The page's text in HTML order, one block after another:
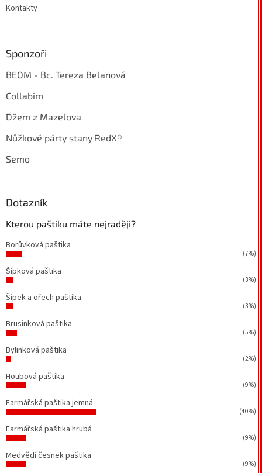
Kontakty
Sponzoři
BEOM - Bc. Tereza Belanová
Collabim
Džem z Mazelova
Nůžkové párty stany RedX®
Semo
Dotazník
Kterou paštiku máte nejraději?
Borůvková paštika
(7%)
Šípková paštika
(3%)
Šípek a ořech paštika
(3%)
Brusinková paštika
(5%)
Bylinková paštika
(2%)
Houbová paštika
(9%)
Farmářská paštika jemná
(40%)
Farmářská paštika hrubá
(9%)
Medvědí česnek paštika
(9%)